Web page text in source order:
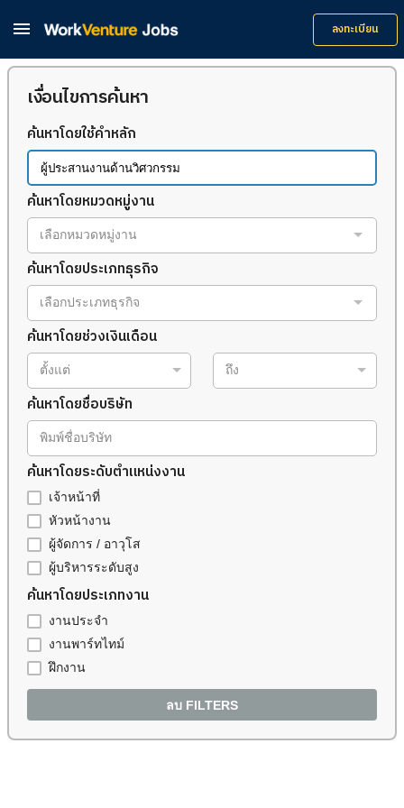
 ลงทะเบียน
เงื่อนไขการค้นหา
ค้นหาโดยใช้คำหลัก
ค้นหาโดยหมวดหมู่งาน
เลือกหมวดหมู่งาน
ค้นหาโดยประเภทธุรกิจ
เลือกประเภทธุรกิจ
ค้นหาโดยช่วงเงินเดือน
ตั้งแต่ ถึง
ค้นหาโดยชื่อบริษัท
พิมพ์ชื่อบริษัท
ค้นหาโดยระดับตำแหน่งงาน
เจ้าหน้าที่
หัวหน้างาน
ผู้จัดการ / อาวุโส
ผู้บริหารระดับสูง
ค้นหาโดยประเภทงาน
งานประจำ
งานพาร์ทไทม์
ฝึกงาน
ลบ FILTERS